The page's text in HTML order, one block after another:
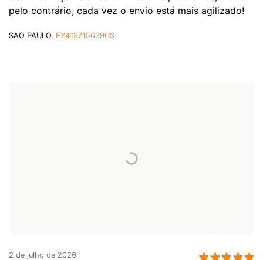
pelo contrário, cada vez o envio está mais agilizado!
SAO PAULO, EY413715639US
2 de julho de 2026